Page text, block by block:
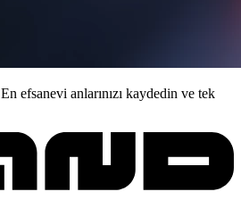
En efsanevi anlarınızı kaydedin ve tek